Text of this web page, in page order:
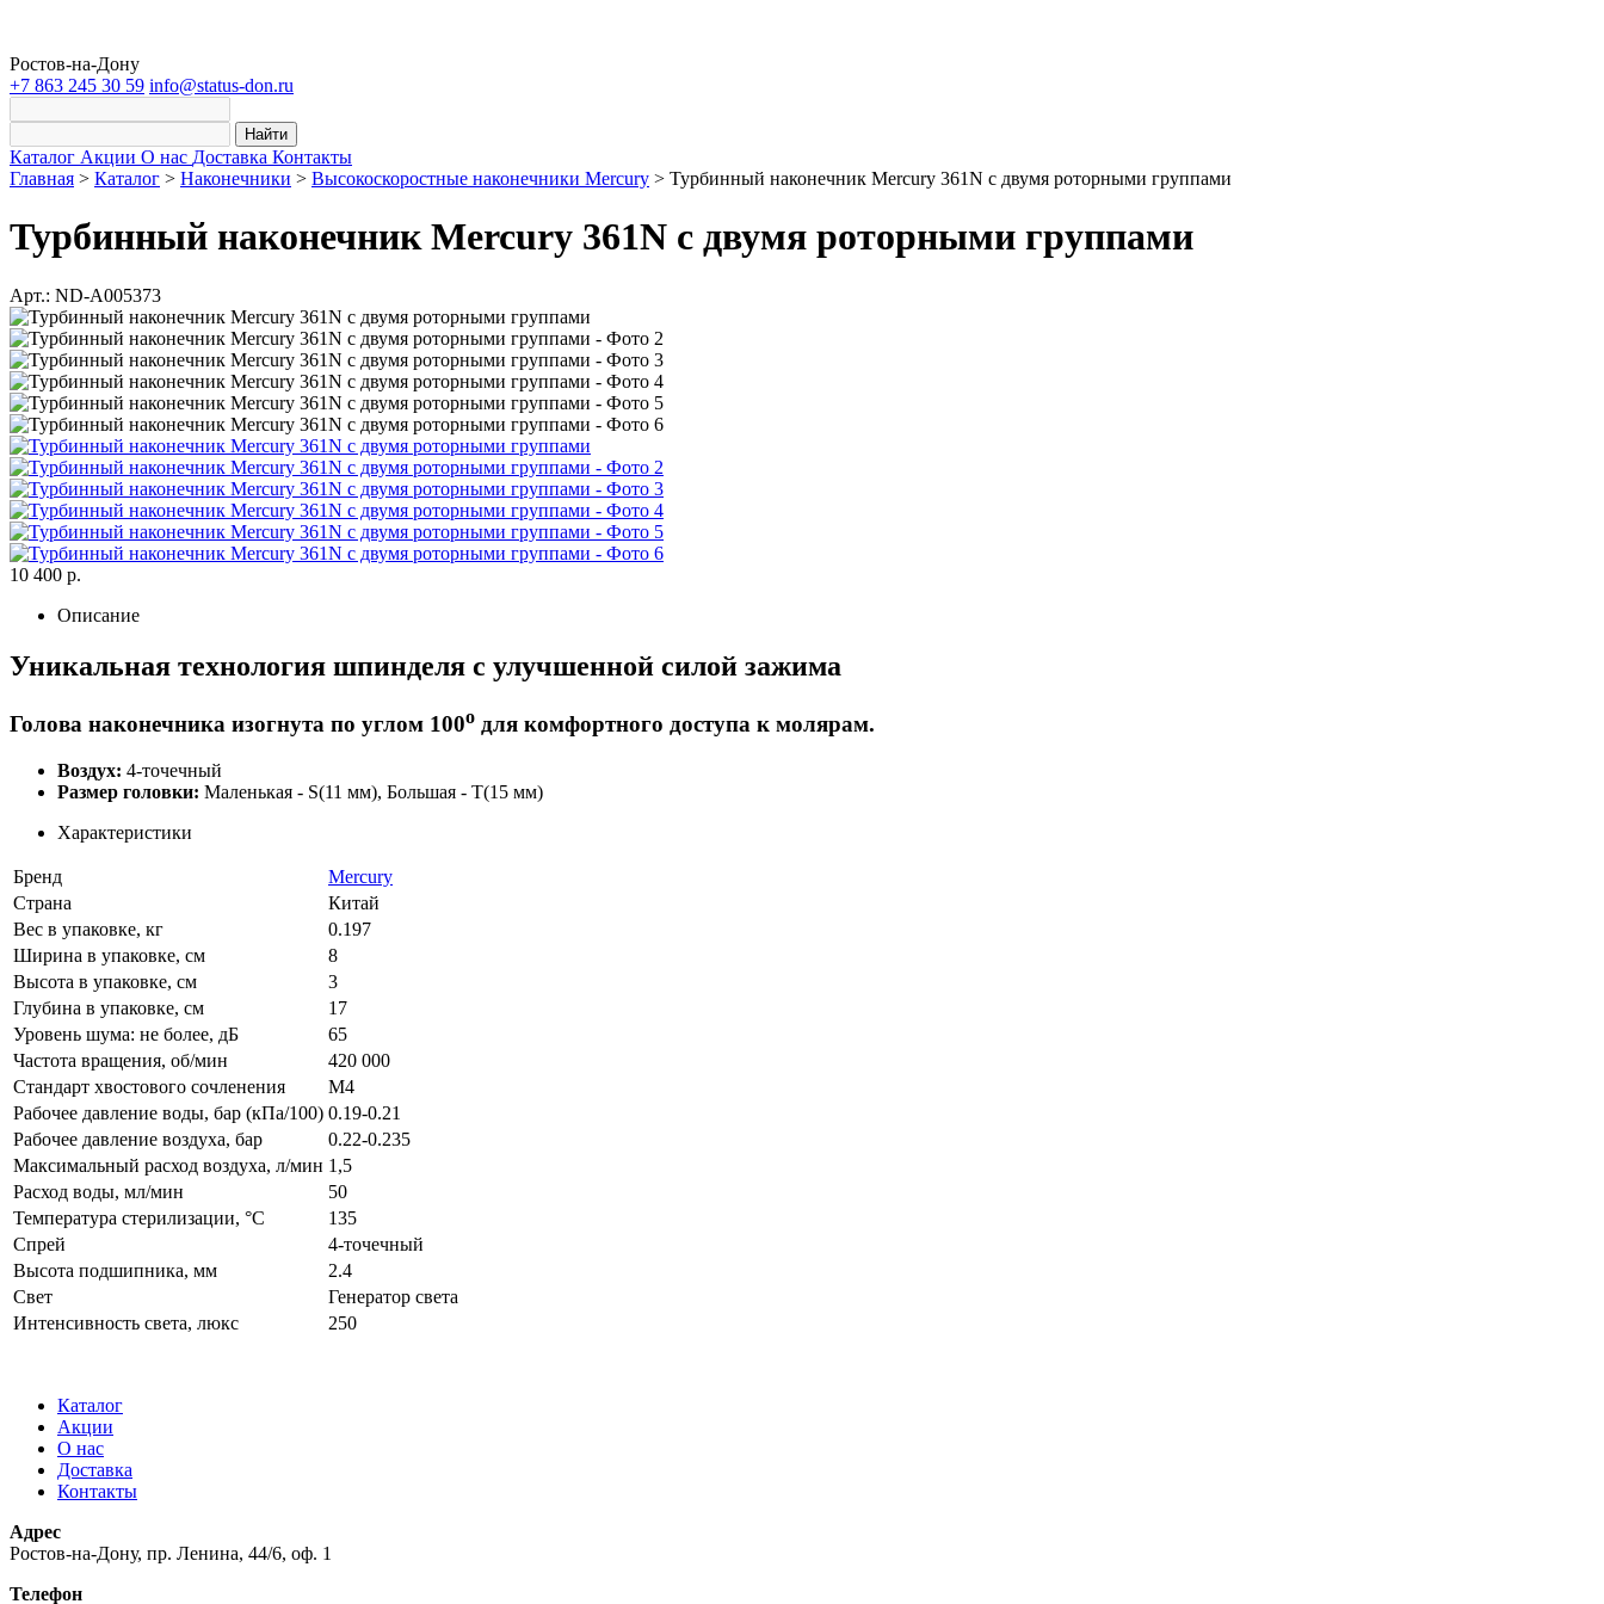
Ростов-на-Дону
+7 863 245 30 59 info@status-don.ru
Найти
Каталог Акции О нас Доставка Контакты
Главная > Каталог > Наконечники > Высокоскоростные наконечники Mercury > Турбинный наконечник Mercury 361N с двумя роторными группами
Турбинный наконечник Mercury 361N с двумя роторными группами
Арт.: ND-A005373
10 400 р.
Описание
Уникальная технология шпинделя с улучшенной силой зажима
Голова наконечника изогнута по углом 100о для комфортного доступа к молярам.
Воздух: 4-точечный
Размер головки: Маленькая - S(11 мм), Большая - T(15 мм)
Характеристики
Бренд
Mercury
Страна
Китай
Вес в упаковке, кг
0.197
Ширина в упаковке, см
8
Высота в упаковке, см
3
Глубина в упаковке, см
17
Уровень шума: не более, дБ
65
Частота вращения, об/мин
420 000
Стандарт хвостового сочленения
M4
Рабочее давление воды, бар (кПа/100) 0.19-0.21
Рабочее давление воздуха, бар
0.22-0.235
Максимальный расход воздуха, л/мин 1,5
Расход воды, мл/мин
50
Температура стерилизации, °C
135
Спрей
4-точечный
Высота подшипника, мм
2.4
Свет
Генератор света
Интенсивность света, люкс
250
Каталог
Акции
О нас
Доставка
Контакты
Адрес
Ростов-на-Дону, пр. Ленина, 44/6, оф. 1
Телефон